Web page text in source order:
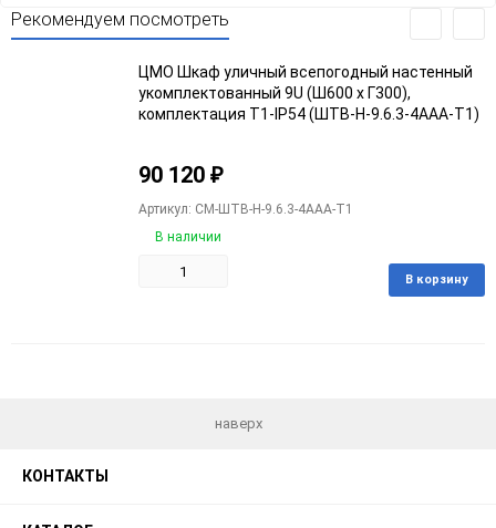
Рекомендуем посмотреть
ЦМО Шкаф уличный всепогодный настенный
укомплектованный 9U (Ш600 х Г300),
комплектация T1-IP54 (ШТВ-Н-9.6.3-4ААА-Т1)
90 120 ₽
Артикул: CM-ШТВ-Н-9.6.3-4ААА-Т1
В наличии
В корзину
наверх
КОНТАКТЫ